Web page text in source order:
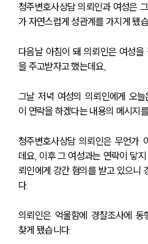
청주변호사상담 의뢰인과 여성은
가 자연스럽게 성관계를 가지게 됐
다음날 아침이 돼 의뢰인은 여성
을 주고받자고 했는데요,
그날 저녁 여성의 의뢰인에게 오
이 연락을 하겠다는 내용의 메시지
청주변호사상담 의뢰인은 무언가
데요, 이후 그 여성과는 연락이 닿
뢰인에게 강간 혐의를 받고 있으니
다.
의뢰인은 억울함에 경찰조사에 동
찾게 됐습니다.